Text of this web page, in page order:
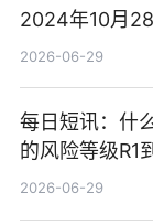
2024年10月
2026-06-29
每日短讯：什
的风险等级R1
2026-06-29